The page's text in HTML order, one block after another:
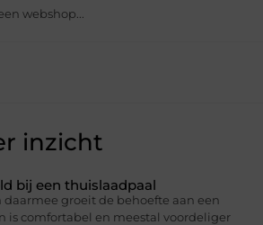
webshop...
inzicht
bij een thuislaadpaal
groeit de behoefte aan een
is comfortabel en meestal voordeliger